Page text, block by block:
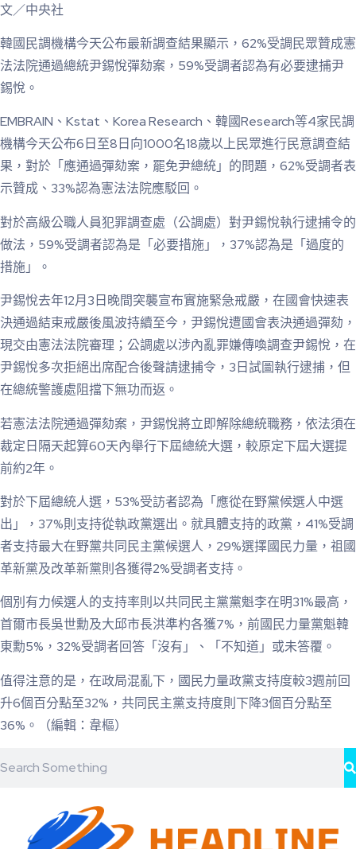
文／中央社
韓國民調機構今天公布最新調查結果顯示，62%受調民眾贊成憲
法法院通過總統尹錫悅彈劾案，59%受調者認為有必要逮捕尹
錫悅。
EMBRAIN、Kstat、Korea Research、韓國Research等4家民調
機構今天公布6日至8日向1000名18歲以上民眾進行民意調查結
果，對於「應通過彈劾案，罷免尹總統」的問題，62%受調者表
示贊成、33%認為憲法法院應駁回。
對於高級公職人員犯罪調查處（公調處）對尹錫悅執行逮捕令的
做法，59%受調者認為是「必要措施」，37%認為是「過度的
措施」。
尹錫悅去年12月3日晚間突襲宣布實施緊急戒嚴，在國會快速表
決通過結束戒嚴後風波持續至今，尹錫悅遭國會表決通過彈劾，
現交由憲法法院審理；公調處以涉內亂罪嫌傳喚調查尹錫悅，在
尹錫悅多次拒絕出席配合後聲請逮捕令，3日試圖執行逮捕，但
在總統警護處阻擋下無功而返。
若憲法法院通過彈劾案，尹錫悅將立即解除總統職務，依法須在
裁定日隔天起算60天內舉行下屆總統大選，較原定下屆大選提
前約2年。
對於下屆總統人選，53%受訪者認為「應從在野黨候選人中選
出」，37%則支持從執政黨選出。就具體支持的政黨，41%受調
者支持最大在野黨共同民主黨候選人，29%選擇國民力量，祖國
革新黨及改革新黨則各獲得2%受調者支持。
個別有力候選人的支持率則以共同民主黨黨魁李在明31%最高，
首爾市長吳世勳及大邱市長洪準杓各獲7%，前國民力量黨魁韓
東勳5%，32%受調者回答「沒有」、「不知道」或未答覆。
值得注意的是，在政局混亂下，國民力量政黨支持度較3週前回
升6個百分點至32%，共同民主黨支持度則下降3個百分點至
36%。（編輯：韋樞）